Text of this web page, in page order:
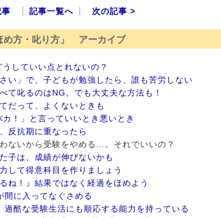
記事一覧へ 次の記事 >
め方・叱り方」 アーカイブ
していい点とれないの？
い」で、子どもが勉強したら、誰も苦労しない
叱るのはNG。でも大丈夫な方法も！
だって、よくないときも
！」と言っていいとき悪いとき
反抗期に重なったら
いから受験をやめる…。それでいいの？
子は、成績が伸びないかも
て得意科目を作りましょう
！』結果ではなく経過をほめよう
に入ってなぐさめる
酷な受験生活にも順応する能力を持っている